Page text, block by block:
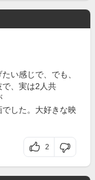
い感じで、でも、
、実は2人共
した。大好きな映
2